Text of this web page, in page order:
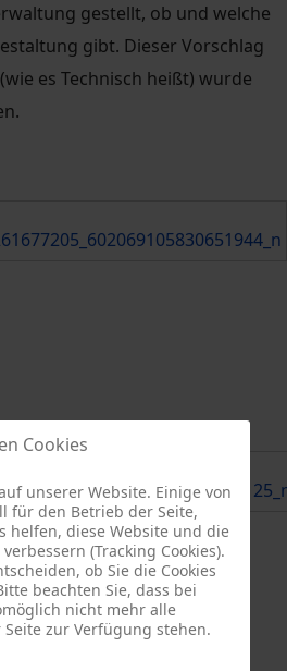
gestellt, ob und welche
gibt. Dieser Vorschlag
es Technisch heißt) wurde
Cookies
unserer Website. Einige von
für den Betrieb der Seite,
helfen, diese Website und die
(Tracking Cookies).
ob Sie die Cookies
beachten Sie, dass bei
nicht mehr alle
zur Verfügung stehen.